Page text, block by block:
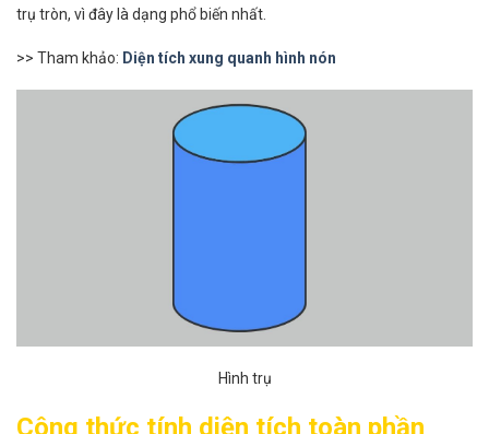
trụ tròn, vì đây là dạng phổ biến nhất.
>> Tham khảo: Diện tích xung quanh hình nón​
Hình trụ
Công thức tính diện tích toàn phần